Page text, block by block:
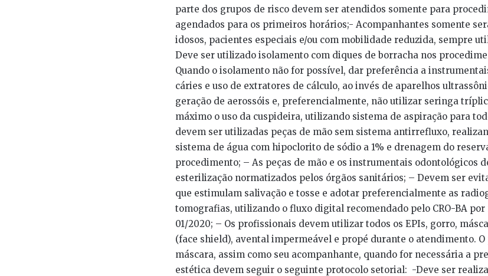
parte dos grupos de risco devem ser atendidos somente para
agendados para os primeiros horários;- Acompanhantes somente
idosos, pacientes especiais e/ou com mobilidade reduzida, sempre
Deve ser utilizado isolamento com diques de borracha nos
Quando o isolamento não for possível, dar preferência a
cáries e uso de extratores de cálculo, ao invés de aparelhos
geração de aerossóis e, preferencialmente, não utilizar seringa
máximo o uso da cuspideira, utilizando sistema de aspiração para
devem ser utilizadas peças de mão sem sistema antirrefluxo,
sistema de água com hipoclorito de sódio a 1% e drenagem do
procedimento; – As peças de mão e os instrumentais odontológicos
esterilização normatizados pelos órgãos sanitários; – Devem ser
que estimulam salivação e tosse e adotar preferencialmente as
tomografias, utilizando o fluxo digital recomendado pelo CRO-BA por
01/2020; – Os profissionais devem utilizar todos os EPIs, gorro,
(face shield), avental impermeável e propé durante o atendimento. O
máscara, assim como seu acompanhante, quando for necessária a
estética devem seguir o seguinte protocolo setorial: -Deve ser